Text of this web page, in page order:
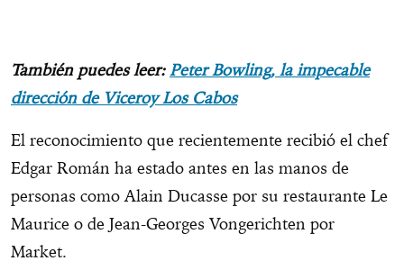
También puedes leer:Peter Bowling, la impecable
dirección de Viceroy Los Cabos
El reconocimiento que recientemente recibió el chef
Edgar Román ha estado antes en las manos de
personas como Alain Ducasse por su restaurante Le
Maurice o de Jean-Georges Vongerichten por
Market.